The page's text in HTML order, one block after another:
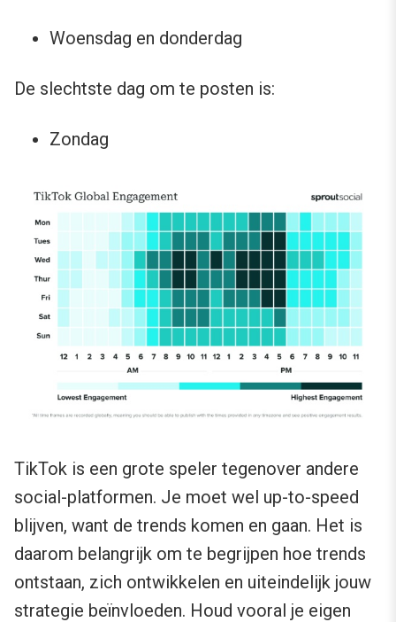
Woensdag en donderdag
De slechtste dag om te posten is:
Zondag
TikTok is een grote speler tegenover andere
social-platformen. Je moet wel up-to-speed
blijven, want de trends komen en gaan. Het is
daarom belangrijk om te begrijpen hoe trends
ontstaan, zich ontwikkelen en uiteindelijk jouw
strategie beïnvloeden. Houd vooral je eigen